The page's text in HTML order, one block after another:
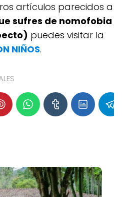
artículos parecidos a
sufres de nomofobia
puedes visitar la
NIÑOS.